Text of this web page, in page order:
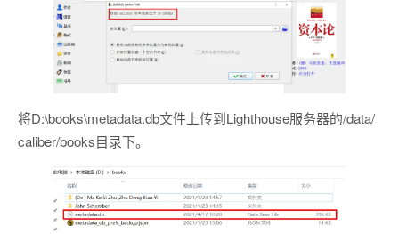
将D:\books\metadata.db文件上传到Lighthouse服务器的/data/
caliber/books目录下。